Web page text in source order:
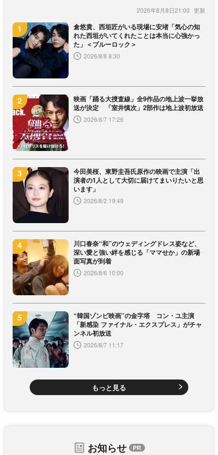
2026年8月8日21:00
倉悠貴、西垣匠がいる現場に安堵「気心の知
れた西垣がいてくれたことは本当に心強かっ
た」＜ブルーロック＞
2026/8/8 8:30
映画「踊る大捜査線」全9作品の地上波一挙放
送が決定 「室井慎次」2部作は地上波初放送
2026/8/7 17:26
今田美桜、東野圭吾氏原作の映画で主演「出
演者の1人として大切に届けてまいりたいと思
います」
2026/8/2 19:49
川口春奈“和”のウェディングドレス姿など、
深い愛と強い絆を感じる「ママせか」の新場
面写真が到着
2026/8/6 10:00
“韓国ゾンビ映画”の金字塔 コン・ユ主演
「新感染 ファイナル・エクスプレス」がチャ
ンネル初放送
2026/8/7 11:17
もっと見る
お知らせ